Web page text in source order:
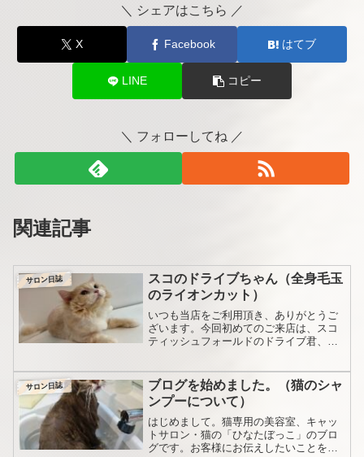
＼ シェアはこちら ／
X Facebook はてブ
LINE コピー
＼ フォローしてね ／
関連記事
サロン日誌
スコのドライブちゃん（全身毛玉
のライオンカット）
いつも当店をご利用頂き、ありがとうご
ざいます。今回初めてのご来店は、スコ
ティッシュフォールドのドライブ君、２
て、動物病院様で毛玉をカットして貰
い、その後ご自宅でシャンプー...
サロン日誌
ブログを始めました。（猫のシャ
ンプーについて）
はじめまして。猫専用の美容室、キャッ
トサロン・猫の「ひなたぼっこ」のブロ
グです。お客様にお伝えしたいことを、